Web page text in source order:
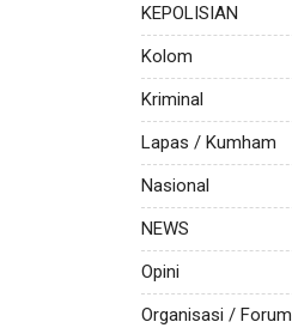
KEPOLISIAN
Kolom
Kriminal
Lapas / Kumham
Nasional
NEWS
Opini
Organisasi / Forum